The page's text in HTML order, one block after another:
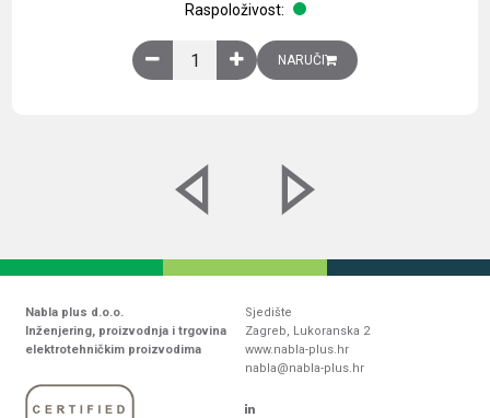
Raspoloživost:
Obična montažna ploča V1000xŠ800mm,
NARUČI
Nabla plus d.o.o.
Inženjering, proizvodnja i trgovina
elektrotehničkim proizvodima
Sjedište
Zagreb, Lukoranska 2
www.nabla-plus.hr
nabla@nabla-plus.hr